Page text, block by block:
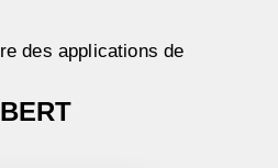
des applications de